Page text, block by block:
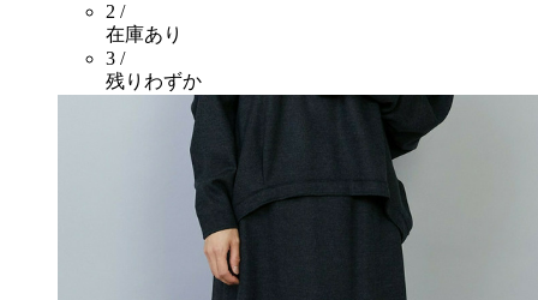
2 /
在庫あり
3 /
残りわずか